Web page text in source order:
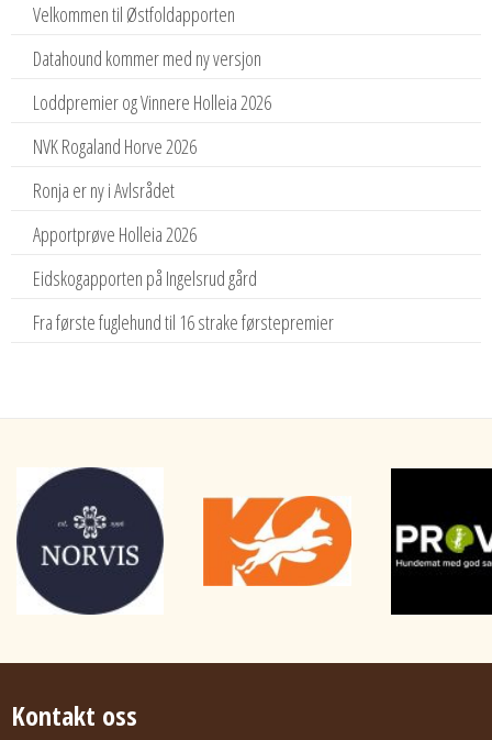
Velkommen til Østfoldapporten
Datahound kommer med ny versjon
Loddpremier og Vinnere Holleia 2026
NVK Rogaland Horve 2026
Ronja er ny i Avlsrådet
Apportprøve Holleia 2026
Eidskogapporten på Ingelsrud gård
Fra første fuglehund til 16 strake førstepremier
Kontakt oss